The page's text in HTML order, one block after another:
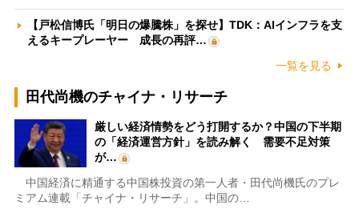
【戸松信博氏「明日の爆騰株」を探せ】TDK：AIインフラを支
えるキープレーヤー 成長の再評…
一覧を見る
田代尚機のチャイナ・リサーチ
厳しい経済情勢をどう打開するか？中国の下半期
の「経済運営方針」を読み解く 需要不足対策
が…
中国経済に精通する中国株投資の第一人者・田代尚機氏のプレ
ミアム連載「チャイナ・リサーチ」。中国の…